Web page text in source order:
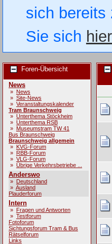
sich bereits
Sie sich
Foren-Übersicht
News
» News
» Site-News
» Veranstaltungskalender
Tram Braunschweig
» Unterthema Stöckheim
» Unterthema RSB
» Museumstram TW 41
Bus Braunschweig
Braunschweig allgemein
» KVG-Forum
» RBB-Forum
» VLG-Forum
» Übrige Verkehrsbetriebe ...
Anderswo
» Deutschland
» Ausland
Plauderforum
Intern
» Fragen und Antworten
» Testforum
Fotoforum
Sichtungsforum Tram & Bus
Rätselforum
Links